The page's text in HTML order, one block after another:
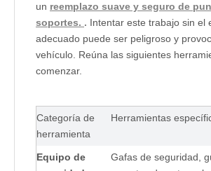
un reemplazo suave y seguro de
soportes. . Intentar este trabajo sin el
adecuado puede ser peligroso y
vehículo. Reúna las siguientes
comenzar.
Categoría de
herramienta
Herramientas
Equipo de
Gafas de seguridad,